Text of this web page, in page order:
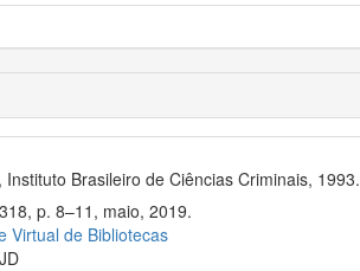
Brasileiro de Ciências Criminais, 1993.
p. 8–11, maio, 2019.
Virtual de Bibliotecas